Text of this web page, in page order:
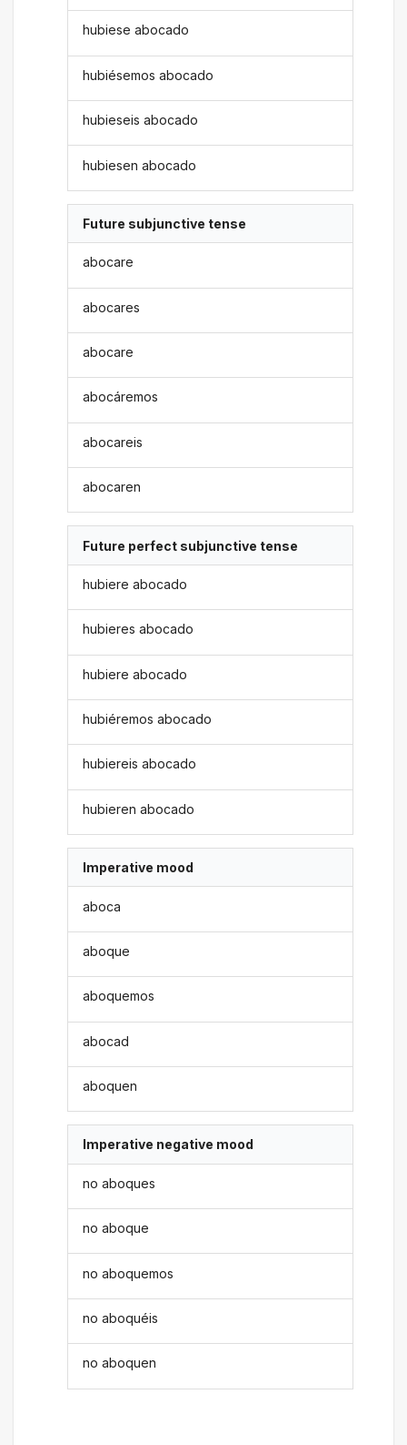
hubiese abocado
hubiésemos abocado
hubieseis abocado
hubiesen abocado
Future subjunctive tense
abocare
abocares
abocare
abocáremos
abocareis
abocaren
Future perfect subjunctive tense
hubiere abocado
hubieres abocado
hubiere abocado
hubiéremos abocado
hubiereis abocado
hubieren abocado
Imperative mood
aboca
aboque
aboquemos
abocad
aboquen
Imperative negative mood
no aboques
no aboque
no aboquemos
no aboquéis
no aboquen